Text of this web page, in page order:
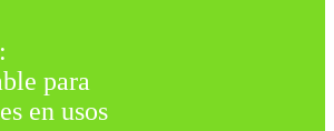
para
en usos